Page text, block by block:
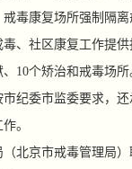
毒康复场所强制隔
、社区康复工作提
10个矫治和戒毒场
纪委市监委要求，
。
北京市戒毒管理局）